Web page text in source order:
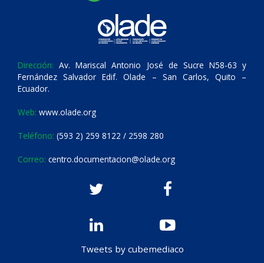
Dirección: Av. Mariscal Antonio José de Sucre N58-63 y
Fernández Salvador Edif. Olade – San Carlos, Quito –
Ecuador.
Web: www.olade.org
Teléfono: (593 2) 259 8122 / 2598 280
Correo: centro.documentacion@olade.org
Tweets by cubemediaco